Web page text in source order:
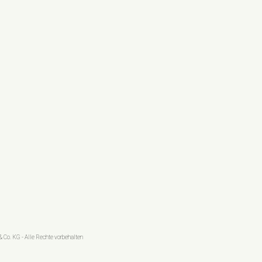
Co. KG - Alle Rechte vorbehalten